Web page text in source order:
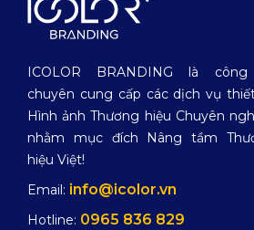
ICOLOR BRANDING là
chuyên cung cấp các dịch vụ
Hình ảnh Thương hiệu Chuyên
nhằm mục đích Nâng tầm
hiệu Việt!
Email: info@icolor.vn
Hotline: 0965 836 829